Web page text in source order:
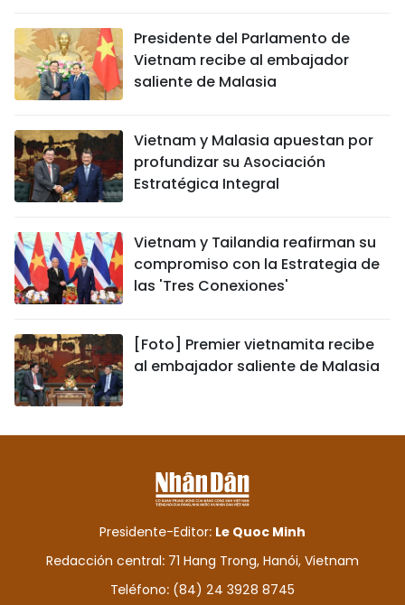
Presidente del Parlamento de
Vietnam recibe al embajador
saliente de Malasia
Vietnam y Malasia apuestan por
profundizar su Asociación
Estratégica Integral
Vietnam y Tailandia reafirman su
compromiso con la Estrategia de
las 'Tres Conexiones'
[Foto] Premier vietnamita recibe
al embajador saliente de Malasia
Presidente-Editor: Le Quoc Minh
Redacción central: 71 Hang Trong, Hanói, Vietnam
Teléfono: (84) 24 3928 8745